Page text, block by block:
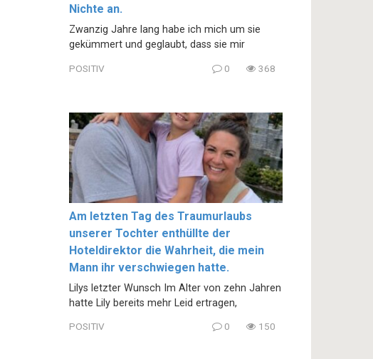
Nichte an.
Zwanzig Jahre lang habe ich mich um sie
gekümmert und geglaubt, dass sie mir
POSITIV 0 368
Am letzten Tag des Traumurlaubs
unserer Tochter enthüllte der
Hoteldirektor die Wahrheit, die mein
Mann ihr verschwiegen hatte.
Lilys letzter Wunsch Im Alter von zehn Jahren
hatte Lily bereits mehr Leid ertragen,
POSITIV 0 150